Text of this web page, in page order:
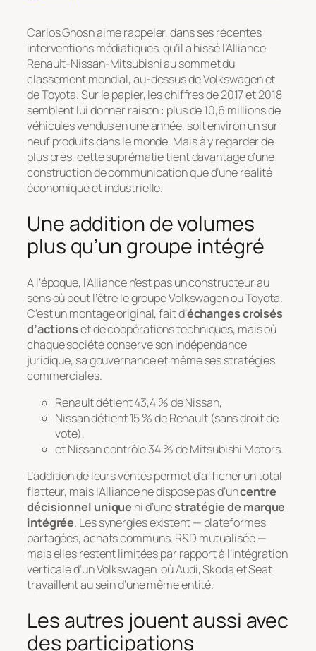
Carlos Ghosn aime rappeler, dans ses récentes
interventions médiatiques, qu’il a hissé l’Alliance
Renault-Nissan-Mitsubishi au sommet du
classement mondial, au-dessus de Volkswagen et
de Toyota. Sur le papier, les chiffres de 2017 et 2018
semblent lui donner raison : plus de 10,6 millions de
véhicules vendus en une année, soit environ un sur
neuf produits dans le monde. Mais à y regarder de
plus près, cette suprématie tient davantage d’une
construction de communication que d’une réalité
économique et industrielle.
Une addition de volumes
plus qu’un groupe intégré
A l’époque, l’Alliance n’est pas un constructeur au
sens où peut l’être le groupe Volkswagen ou Toyota.
C’est un montage original, fait d’échanges croisés
d’actionset de coopérations techniques, mais où
chaque société conserve son indépendance
juridique, sa gouvernance et même ses stratégies
commerciales.
Renault détient 43,4 % de Nissan,
Nissan détient 15 % de Renault (sans droit de
vote),
et Nissan contrôle 34 % de Mitsubishi Motors.
L’addition de leurs ventes permet d’afficher un total
flatteur, mais l’Alliance ne dispose pas d’uncentre
décisionnel unique ni d’unestratégie de marque
intégrée. Les synergies existent — plateformes
partagées, achats communs, R&D mutualisée —
mais elles restent limitées par rapport à l’intégration
verticale d’un Volkswagen, où Audi, Skoda et Seat
travaillent au sein d’une même entité.
Les autres jouent aussi avec
des participations